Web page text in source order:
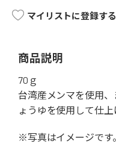
マイリストに登録する
商品説明
70ｇ
台湾産メンマを使用
ょうゆを使用して仕上
※写真はイメージです